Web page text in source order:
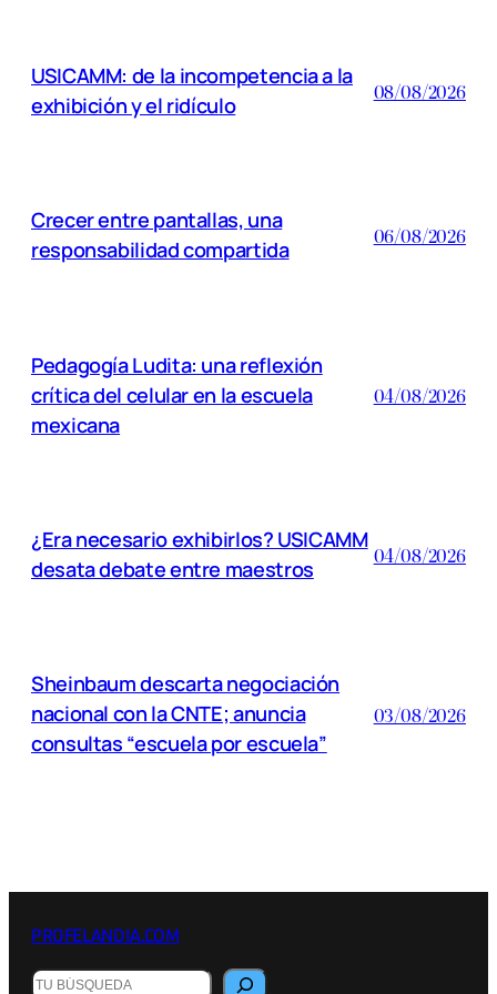
USICAMM: de la incompetencia a la
exhibición y el ridículo
08/08/2026
Crecer entre pantallas, una
responsabilidad compartida
06/08/2026
Pedagogía Ludita: una reflexión
crítica del celular en la escuela
mexicana
04/08/2026
¿Era necesario exhibirlos? USICAMM
desata debate entre maestros
04/08/2026
Sheinbaum descarta negociación
nacional con la CNTE; anuncia
consultas “escuela por escuela”
03/08/2026
PROFELANDIA.COM
B